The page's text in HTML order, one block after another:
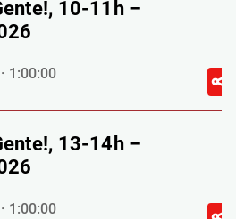
10-11h –
1:00:00
13-14h –
1:00:00